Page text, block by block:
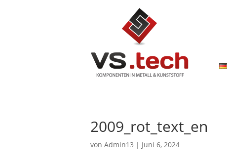
2009_rot_text_en
von Admin13 | Juni 6, 2024